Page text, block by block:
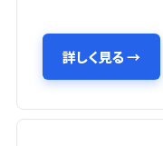
詳しく見る→